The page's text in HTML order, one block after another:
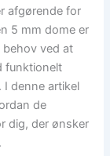
afgørende for
5 mm dome er
ved at
funktionelt
denne artikel
de
dig, der ønsker